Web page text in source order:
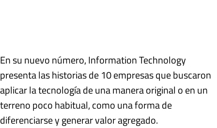
En su nuevo número, Information Technology
presenta las historias de 10 empresas que buscaron
aplicar la tecnología de una manera original o en un
terreno poco habitual, como una forma de
diferenciarse y generar valor agregado.